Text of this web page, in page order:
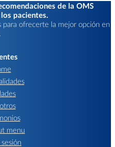
de la OMS
pacientes.
ofrecerte la mejor opción en
menu